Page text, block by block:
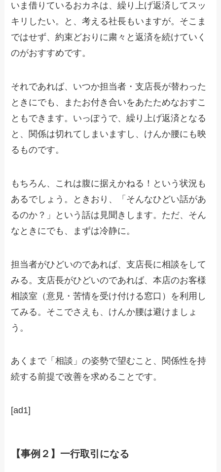
いま借りているおカネは、繰り上げ返済してスッ
キリしたい。と、考える社長もいますが。そこま
ではせず、約束どおりに粛々と返済を続けていく
のがおすすめです。
それであれば、いつか担当者・支店長が替わった
ときにでも、またお付き合いをあたためなおすこ
ともできます。いっぽうで、繰り上げ返済となる
と、関係は切れてしまいますし、けんか腰にも映
るものです。
もちろん、これは腹に据えかねる！という状況も
あるでしょう。ときおり、「そんなひどい話があ
るのか？」という話は見聞きします。ただ、そん
なときにでも、まずは冷静に。
担当者がひどいのであれば、支店長に相談をして
みる。支店長がひどいのであれば、本店のお客様
相談室（意見・苦情を受け付ける窓口）を利用し
てみる。そこでさえも、けんか腰は避けましょ
う。
あくまで「相談」の姿勢で望むこと、関係性を持
続する前提で改善を求めることです。
[ad1]
【事例２】一行取引になる